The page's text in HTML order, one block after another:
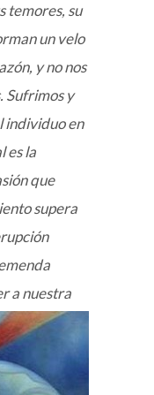
temores, su
un velo
y no nos
Sufrimos y
individuo en
es la
que
supera
a nuestra